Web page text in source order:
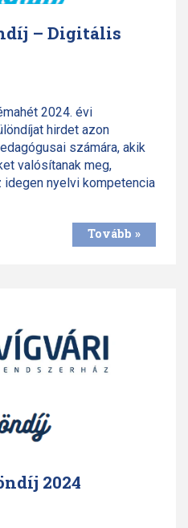
– Digitális
2024. évi
hirdet azon
számára, akik
valósítanak meg,
nyelvi kompetencia
Tovább »
2024